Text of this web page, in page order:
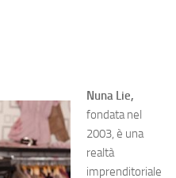
Nuna Lie,
fondata nel
2003, è una
realtà
imprenditoriale